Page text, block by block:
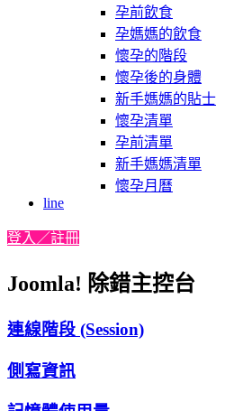
孕前飲食
孕媽媽的飲食
懷孕的階段
懷孕後的身體
新手媽媽的貼士
懷孕清單
孕前清單
新手媽媽清單
懷孕月曆
line
登入／註冊
Joomla! 除錯主控台
連線階段 (Session)
側寫資訊